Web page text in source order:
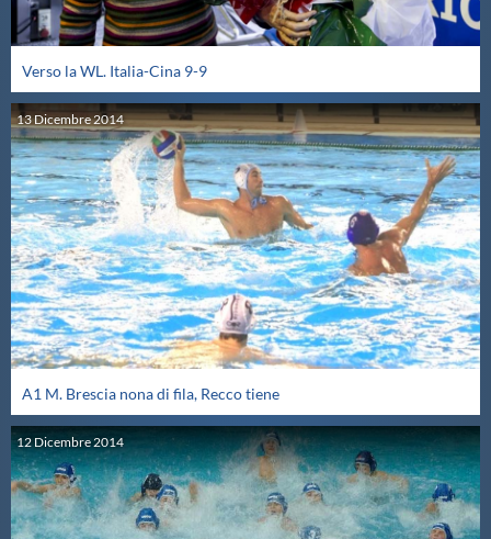
Verso la WL. Italia-Cina 9-9
13Dicembre2014
A1 M. Brescia nona di fila, Recco tiene
12 Dicembre 2014